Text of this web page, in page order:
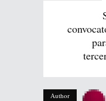
Author